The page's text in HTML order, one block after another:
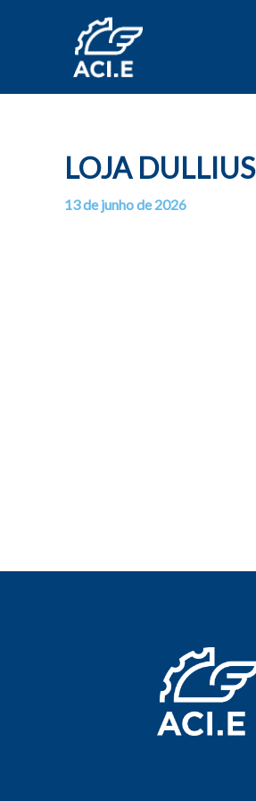
LOJA DULLIUS
13 de junho de 2026